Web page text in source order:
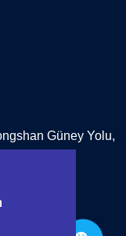
Güney Yolu,